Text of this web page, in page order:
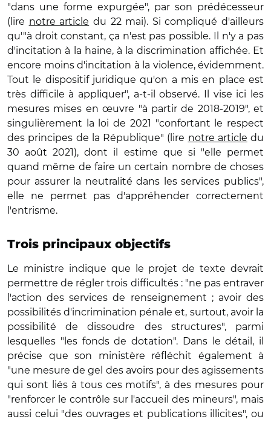
"dans une forme expurgée", par son prédécesseur
(lire notre article du 22 mai). Si compliqué d'ailleurs
qu'"à droit constant, ça n'est pas possible. Il n'y a pas
d'incitation à la haine, à la discrimination affichée. Et
encore moins d'incitation à la violence, évidemment.
Tout le dispositif juridique qu'on a mis en place est
très difficile à appliquer", a-t-il observé. Il vise ici les
mesures mises en œuvre "à partir de 2018-2019", et
singulièrement la loi de 2021 "confortant le respect
des principes de la République" (lire notre article du
30 août 2021), dont il estime que si "elle permet
quand même de faire un certain nombre de choses
pour assurer la neutralité dans les services publics",
elle ne permet pas d'appréhender correctement
l'entrisme.
Trois principaux objectifs
Le ministre indique que le projet de texte devrait
permettre de régler trois difficultés : "ne pas entraver
l'action des services de renseignement ; avoir des
possibilités d'incrimination pénale et, surtout, avoir la
possibilité de dissoudre des structures", parmi
lesquelles "les fonds de dotation". Dans le détail, il
précise que son ministère réfléchit également à
"une mesure de gel des avoirs pour des agissements
qui sont liés à tous ces motifs", à des mesures pour
"renforcer le contrôle sur l'accueil des mineurs", mais
aussi celui "des ouvrages et publications illicites", ou